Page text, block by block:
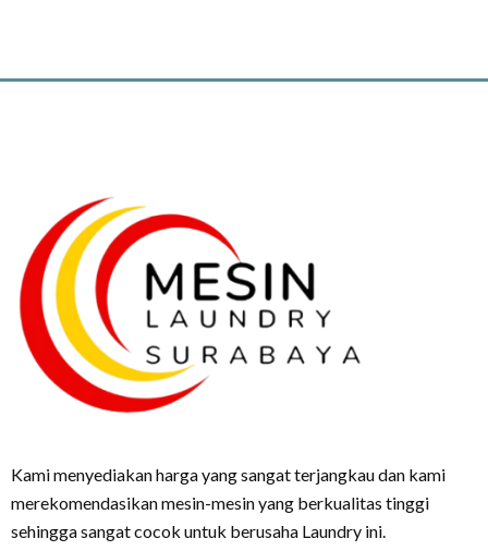
Kami menyediakan harga yang sangat terjangkau dan kami
merekomendasikan mesin-mesin yang berkualitas tinggi
sehingga sangat cocok untuk berusaha Laundry ini.